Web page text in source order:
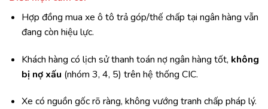
Hợp đồng mua xe ô tô trả góp/thế chấp tại ngân hàng vẫn
đang còn hiệu lực.
Khách hàng có lịch sử thanh toán nợ ngân hàng tốt, không
bị nợ xấu (nhóm 3, 4, 5) trên hệ thống CIC.
Xe có nguồn gốc rõ ràng, không vướng tranh chấp pháp lý.